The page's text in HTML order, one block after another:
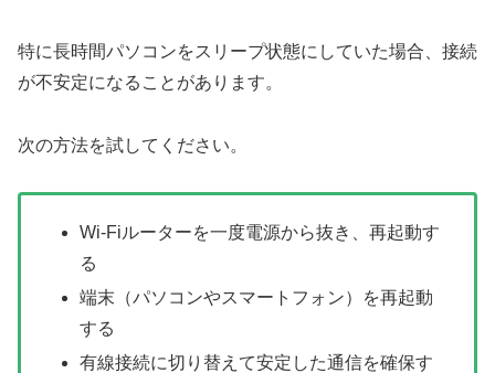
特に長時間パソコンをスリープ状態にしていた場合、接続
が不安定になることがあります。
次の方法を試してください。
Wi-Fiルーターを一度電源から抜き、再起動す
る
端末（パソコンやスマートフォン）を再起動
する
有線接続に切り替えて安定した通信を確保す